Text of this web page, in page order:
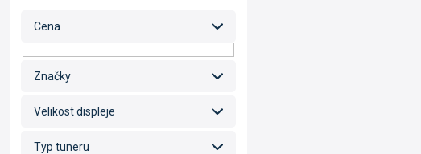
Cena
Značky
Velikost displeje
Typ tuneru